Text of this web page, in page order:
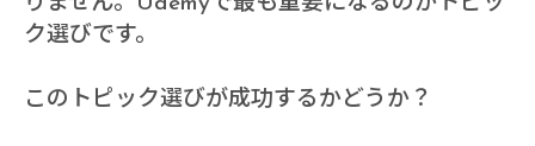
ク選びです。
このトピック選びが成功するかどうか？